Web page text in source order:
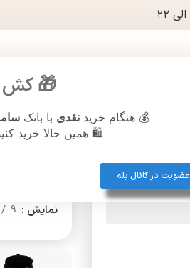
🎁 کش
💰 هنگام خرید نقدی با بانک
🛍️ همین حالا خرید
عضویت در کانال بله
عطر و ادکلن نقره جاتبدلیجات پیرسینگ
نمایش 9